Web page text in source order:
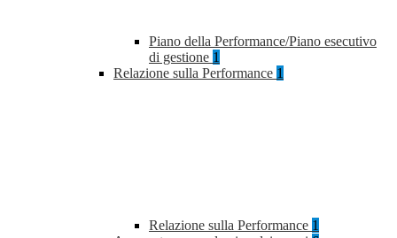
Piano della Performance/Piano esecutivo
di gestione 1
Relazione sulla Performance 1
Relazione sulla Performance 1